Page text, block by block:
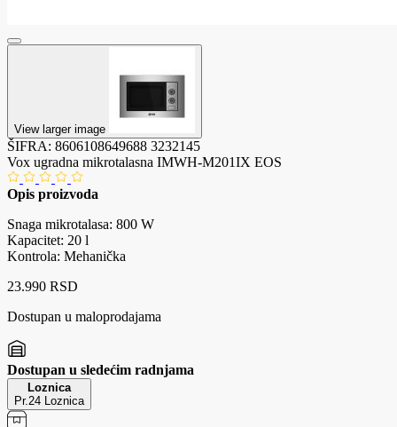
View larger image
ŠIFRA: 8606108649688 3232145
Vox ugradna mikrotalasna IMWH-M201IX EOS
Opis proizvoda
Snaga mikrotalasa: 800 W
Kapacitet: 20 l
Kontrola: Mehanička
23.990 RSD
Dostupan u maloprodajama
Dostupan u sledećim radnjama
Loznica
Pr.24 Loznica